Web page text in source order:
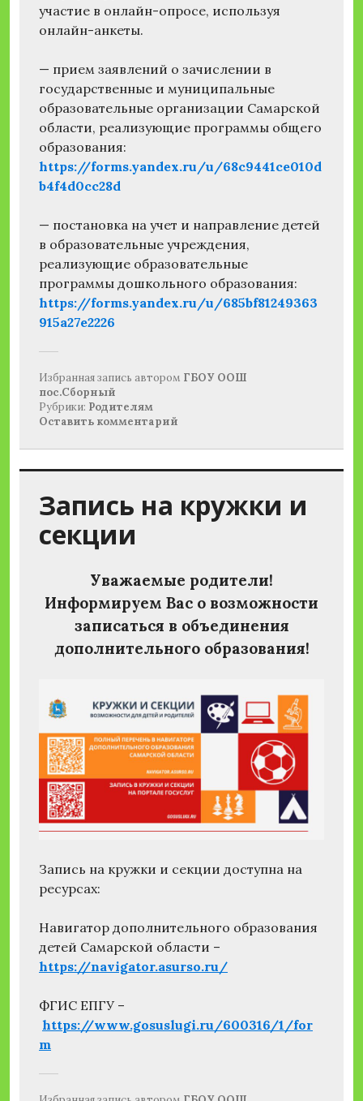
участие в онлайн-опросе, используя
онлайн-анкеты.
— прием заявлений о зачислении в
государственные и муниципальные
образовательные организации Самарской
области, реализующие программы общего
образования:
https://forms.yandex.ru/u/68c9441ce010d
b4f4d0cc28d
— постановка на учет и направление детей
в образовательные учреждения,
реализующие образовательные
программы дошкольного образования:
https://forms.yandex.ru/u/685bf81249363
915a27e2226
Избранная запись автором ГБОУ ООШ
пос.Сборный
Рубрики: Родителям
Оставить комментарий
Запись на кружки и
секции
Уважаемые родители!
Информируем Вас о возможности
записаться в объединения
дополнительного образования!
Запись на кружки и секции доступна на
ресурсах:
Навигатор дополнительного образования
детей Самарской области –
https://navigator.asurso.ru/
ФГИС ЕПГУ –
https://www.gosuslugi.ru/600316/1/for
m